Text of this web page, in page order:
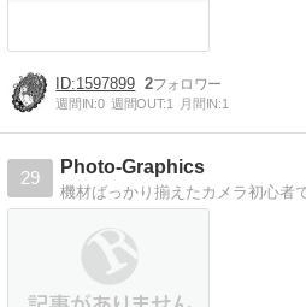
1597899 2
週間IN:0 週間OUT:1 月間IN:1
29
Photo-Graphics
機材ばっかり揃えたカメラ初心者